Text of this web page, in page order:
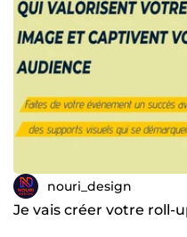
nouri_design
Je vais créer votre roll-